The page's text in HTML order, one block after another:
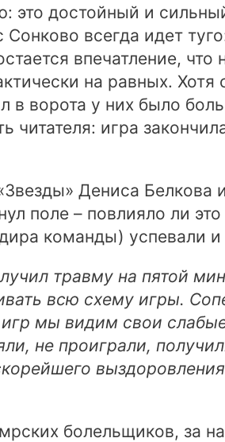
это достойный и
всегда идет
впечатление,
на равных.
в ворота у них было
игра
Дениса
поле – повлияло ли
команды) успевали
травму на пятой
всю схему игры.
мы видим свои
не проиграли,
болельщиков, за